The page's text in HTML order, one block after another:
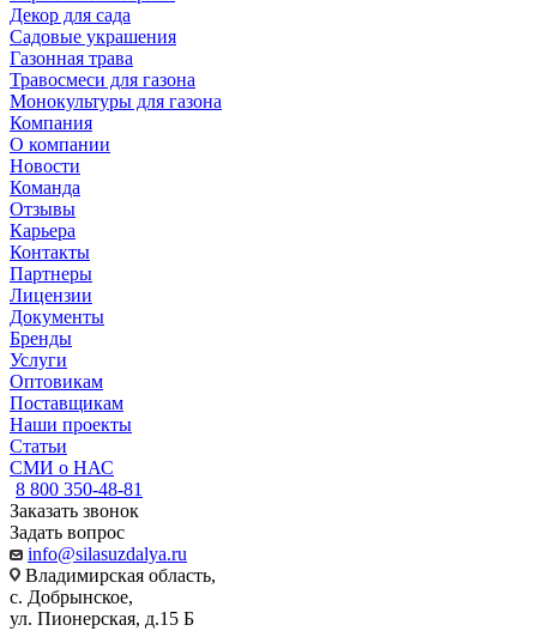
Декор для сада
Садовые украшения
Газонная трава
Травосмеси для газона
Монокультуры для газона
Компания
О компании
Новости
Команда
Отзывы
Карьера
Контакты
Партнеры
Лицензии
Документы
Бренды
Услуги
Оптовикам
Поставщикам
Наши проекты
Статьи
СМИ о НАС
8 800 350-48-81
Заказать звонок
Задать вопрос
info@silasuzdalya.ru
Владимирская область,
с. Добрынское,
ул. Пионерская, д.15 Б